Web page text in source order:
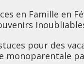
en Famille en
pour des
monoparentale